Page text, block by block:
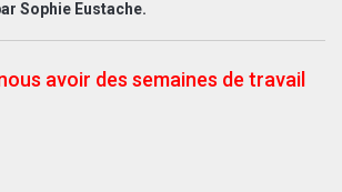
Sophie Eustache.
avoir des semaines de travail